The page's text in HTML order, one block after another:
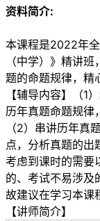
资料简介:
本课程是2022年
（中学）》精讲
题的命题规律，精
【辅导内容】（1
历年真题命题规律
（2）串讲历年真
点，分析真题的出
考虑到课时的需要
的、考试不易涉及
故建议在学习本课
【讲师简介】